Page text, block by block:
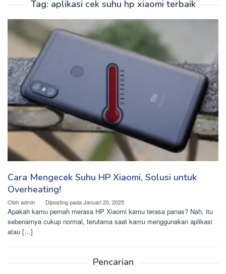
Tag: aplikasi cek suhu hp xiaomi terbaik
Cara Mengecek Suhu HP Xiaomi, Solusi untuk
Overheating!
Olehadmin Diposting padaJanuari 20, 2025
Apakah kamu pernah merasa HP Xiaomi kamu terasa panas? Nah, itu
sebenarnya cukup normal, terutama saat kamu menggunakan aplikasi
atau […]
Pencarian